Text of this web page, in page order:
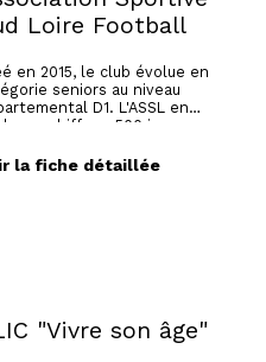
Loire Football
en 2015, le club évolue en
seniors au niveau
D1. L'ASSL en
chiffres: 500 joueurs
en compétition et
la fiche détaillée
"Vivre son âge"